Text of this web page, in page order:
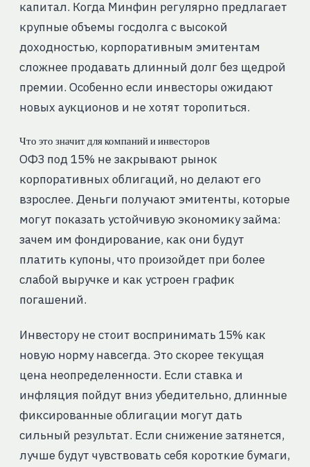
капитал. Когда Минфин регулярно предлагает
крупные объемы госдолга с высокой
доходностью, корпоративным эмитентам
сложнее продавать длинный долг без щедрой
премии. Особенно если инвесторы ожидают
новых аукционов и не хотят торопиться.
Что это значит для компаний и инвесторов
ОФЗ под 15% не закрывают рынок
корпоративных облигаций, но делают его
взрослее. Деньги получают эмитенты, которые
могут показать устойчивую экономику займа:
зачем им фондирование, как они будут
платить купоны, что произойдет при более
слабой выручке и как устроен график
погашений.
Инвестору не стоит воспринимать 15% как
новую норму навсегда. Это скорее текущая
цена неопределенности. Если ставка и
инфляция пойдут вниз убедительно, длинные
фиксированные облигации могут дать
сильный результат. Если снижение затянется,
лучше будут чувствовать себя короткие бумаги,